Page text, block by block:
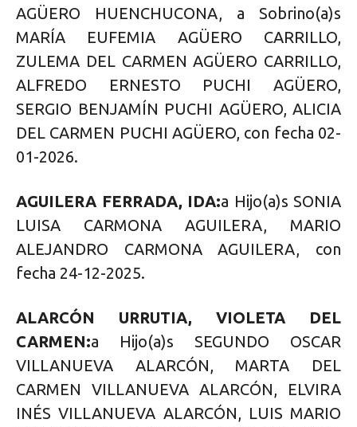
AGÜERO HUENCHUCONA, a Sobrino(a)s
MARÍA EUFEMIA AGÜERO CARRILLO,
ZULEMA DEL CARMEN AGÜERO CARRILLO,
ALFREDO ERNESTO PUCHI AGÜERO,
SERGIO BENJAMÍN PUCHI AGÜERO, ALICIA
DEL CARMEN PUCHI AGÜERO, con fecha 02-
01-2026.
AGUILERA FERRADA, IDA:a Hijo(a)s SONIA
LUISA CARMONA AGUILERA, MARIO
ALEJANDRO CARMONA AGUILERA, con
fecha 24-12-2025.
ALARCÓN URRUTIA, VIOLETA DEL
CARMEN:a Hijo(a)s SEGUNDO OSCAR
VILLANUEVA ALARCÓN, MARTA DEL
CARMEN VILLANUEVA ALARCÓN, ELVIRA
INÉS VILLANUEVA ALARCÓN, LUIS MARIO